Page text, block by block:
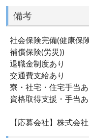
備考
社会保険完備(健康保
補償保険(労災))
退職金制度あり
交通費支給あり
寮・社宅・住宅手当あ
資格取得支援・手当あ
【応募会社】株式会